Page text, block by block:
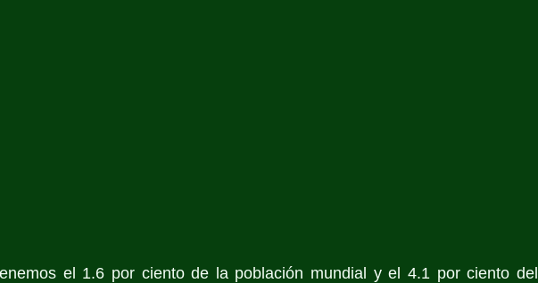
el 1.6 por ciento de la población mundial y el 4.1 por ciento del